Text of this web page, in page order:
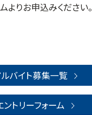
よりお申込みください。
バイト募集一覧
ントリーフォーム